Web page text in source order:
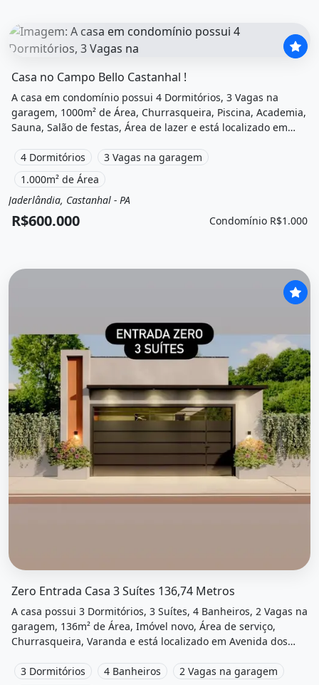
Casa no Campo Bello Castanhal !
A casa em condomínio possui 4 Dormitórios, 3 Vagas na
garagem, 1000m² de Área, Churrasqueira, Piscina, Academia,
Sauna, Salão de festas, Área de lazer e está localizado em
Condomínio por R$1.000 /Mês.
4 Dormitórios
3 Vagas na garagem
1.000m² de Área
Venda
Casa em condomínio
Jaderlândia, Castanhal - PA
R$600.000 Condomínio R$1.000
Zero Entrada Casa 3 Suítes 136,74 Metros
A casa possui 3 Dormitórios, 3 Suítes, 4 Banheiros, 2 Vagas na
garagem, 136m² de Área, Imóvel novo, Área de serviço,
Churrasqueira, Varanda e está localizado em Avenida dos
3 Dormitórios
4 Banheiros
2 Vagas na garagem